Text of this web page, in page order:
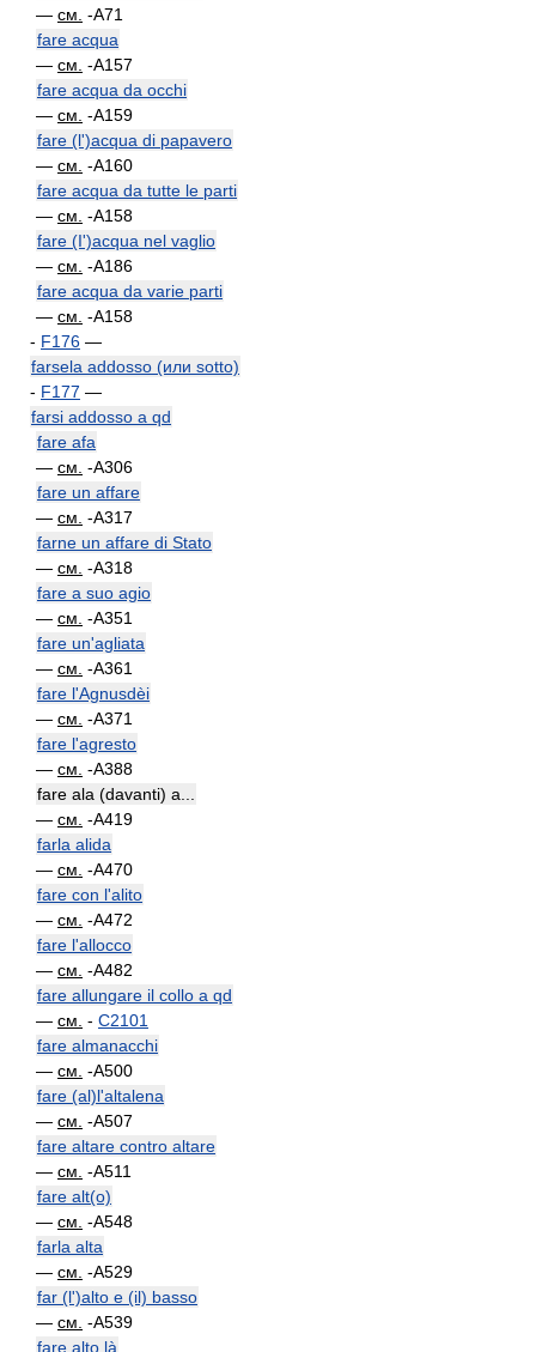
— см. -A71
fare acqua
— см. -A157
fare acqua da occhi
— см. -A159
fare (l')acqua di papavero
— см. -A160
fare acqua da tutte le parti
— см. -A158
fare (I')acqua nel vaglio
— см. -A186
fare acqua da varie parti
— см. -A158
- F176 —
farsela addosso (или sotto)
- F177 —
farsi addosso a qd
fare afa
— см. -A306
fare un affare
— см. -A317
farne un affare di Stato
— см. -A318
fare a suo agio
— см. -A351
fare un'agliata
— см. -A361
fare l'Agnusdèi
— см. -A371
fare l'agresto
— см. -A388
fare ala (davanti) a...
— см. -A419
farla alida
— см. -A470
fare con l'alito
— см. -A472
fare l'allocco
— см. -A482
fare allungare il collo a qd
— см. - C2101
fare almanacchi
— см. -A500
fare (al)l'altalena
— см. -A507
fare altare contro altare
— см. -A511
fare alt(o)
— см. -A548
farla alta
— см. -A529
far (l')alto e (il) basso
— см. -A539
fare alto là